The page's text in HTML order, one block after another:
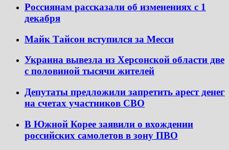
Россиянам рассказали об изменениях с 1
декабря
Майк Тайсон вступился за Месси
Украина вывезла из Херсонской области две
с половиной тысячи жителей
Депутаты предложили запретить арест денег
на счетах участников СВО
В Южной Корее заявили о вхождении
российских самолетов в зону ПВО